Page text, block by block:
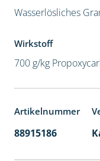
Wasserlösliches
Wirkstoff
700 g/kg
Artikelnummer
88915186